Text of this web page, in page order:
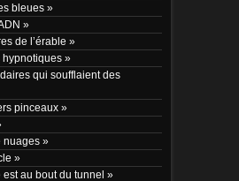
bleues »
»
de l’érable »
hypnotiques »
qui soufflaient des
pinceaux »
nuages »
»
est au bout du tunnel »